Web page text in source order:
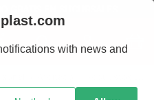
with news and